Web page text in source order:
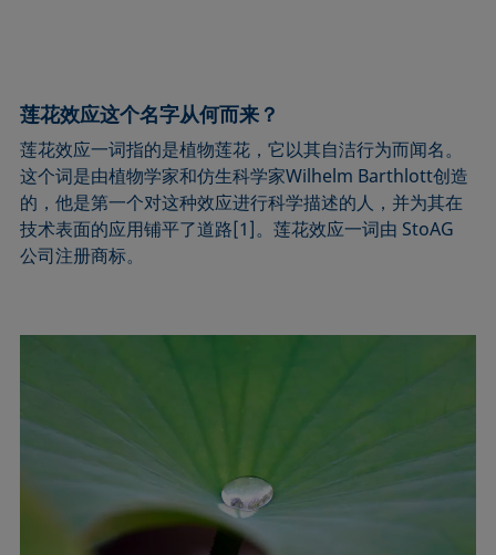
Du Noüy环法
动态接触角
动态表面张力
乳剂
状态方程
表面过剩浓度
表面自由能
表面张力
表面活性
表面活性剂
莲花效应这个名字从何而来？
莲花效应一词指的是植物莲花，它以其自洁行为而闻名。
这个词是由植物学家和仿生科学家Wilhelm Barthlott创造
的，他是第一个对这种效应进行科学描述的人，并为其在
技术表面的应用铺平了道路[1]。莲花效应一词由 StoAG
公司注册商标。